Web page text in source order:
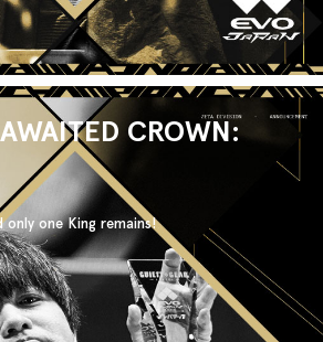
CROWN:
only one King remains!